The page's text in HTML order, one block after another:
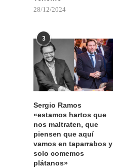
28/12/2024
3
Sergio Ramos
«estamos hartos que
nos maltraten, que
piensen que aquí
vamos en taparrabos y
solo comemos
plátanos»